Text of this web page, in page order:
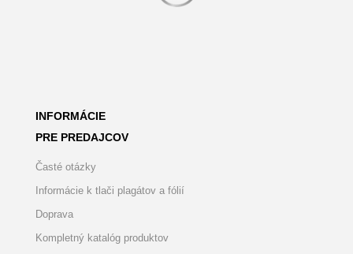
INFORMÁCIE
PRE PREDAJCOV
Časté otázky
Informácie k tlači plagátov a fólií
Doprava
Kompletný katalóg produktov